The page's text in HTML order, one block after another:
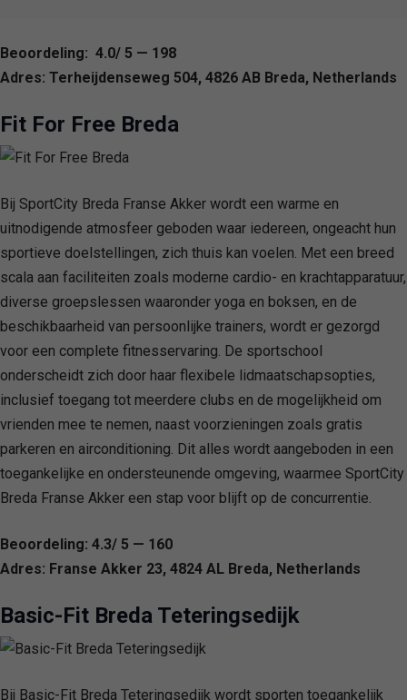
Beoordeling: 4.0/ 5 — 198
Adres: Terheijdenseweg 504, 4826 AB Breda, Netherlands
Fit For Free Breda
Bij SportCity Breda Franse Akker wordt een warme en
uitnodigende atmosfeer geboden waar iedereen, ongeacht hun
sportieve doelstellingen, zich thuis kan voelen. Met een breed
scala aan faciliteiten zoals moderne cardio- en krachtapparatuur,
diverse groepslessen waaronder yoga en boksen, en de
beschikbaarheid van persoonlijke trainers, wordt er gezorgd
voor een complete fitnesservaring. De sportschool
onderscheidt zich door haar flexibele lidmaatschapsopties,
inclusief toegang tot meerdere clubs en de mogelijkheid om
vrienden mee te nemen, naast voorzieningen zoals gratis
parkeren en airconditioning. Dit alles wordt aangeboden in een
toegankelijke en ondersteunende omgeving, waarmee SportCity
Breda Franse Akker een stap voor blijft op de concurrentie.
Beoordeling: 4.3/ 5 — 160
Adres: Franse Akker 23, 4824 AL Breda, Netherlands
Basic-Fit Breda Teteringsedijk
Bij Basic-Fit Breda Teteringsedijk wordt sporten toegankelijk